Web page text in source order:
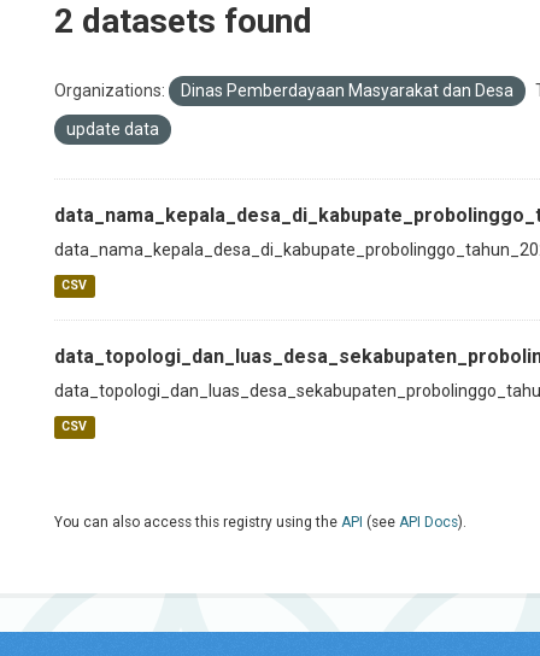
2 datasets found
Organizations: Dinas Pemberdayaan Masyarakat dan Desa
update data
CSV
CSV
You can also access this registry using the API (see API Docs).